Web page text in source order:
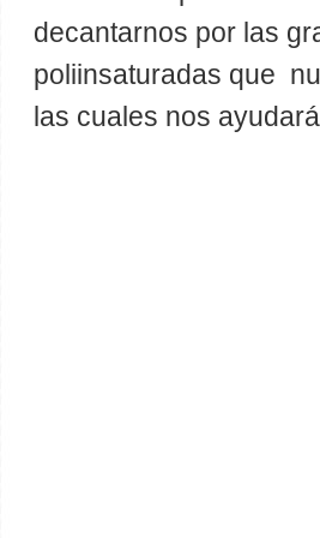
decantarnos por las
poliinsaturadas que
las cuales nos